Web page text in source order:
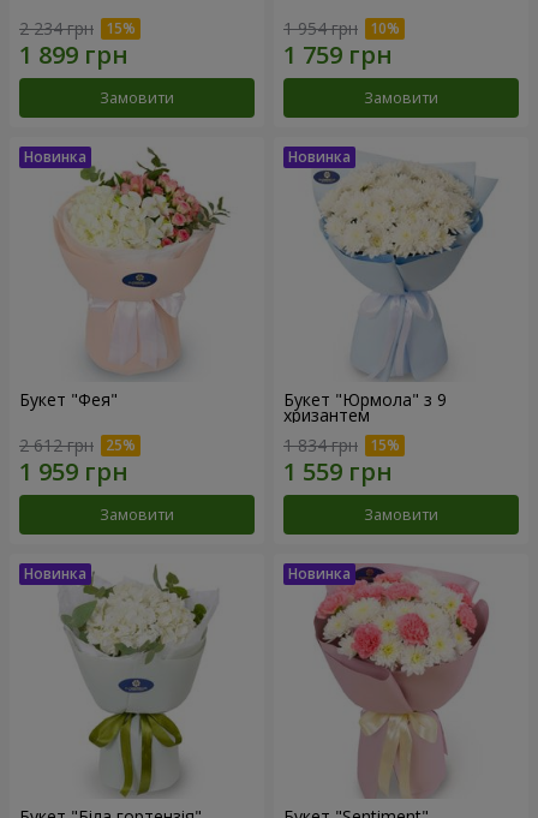
2 234 грн
Замовити
1 954 грн
Замовити
Букет "Фея"
2 612 грн
Замовити
Букет "Юрмола" з 9
хризантем
1 834 грн
Замовити